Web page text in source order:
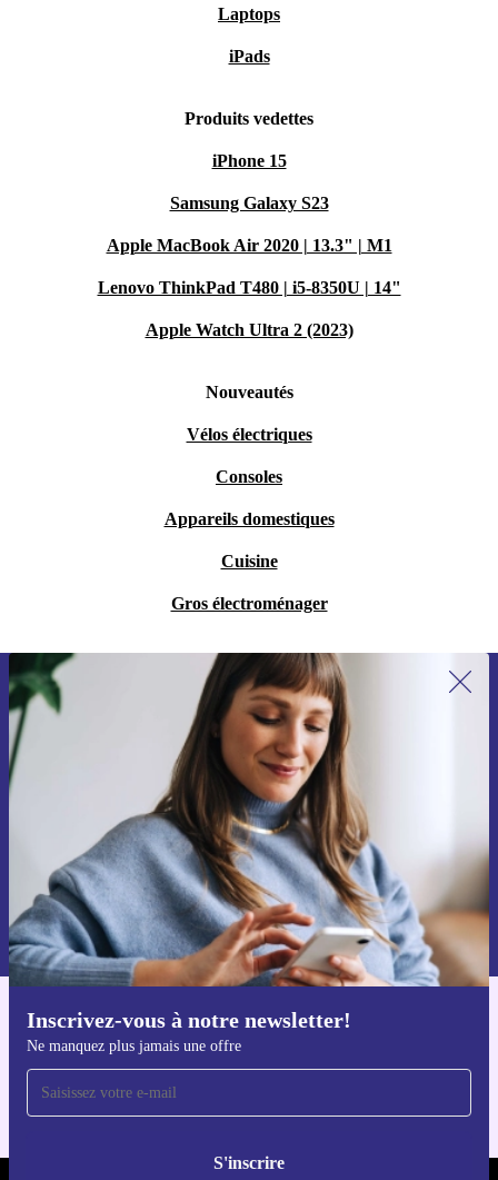
Laptops
iPads
Produits vedettes
iPhone 15
Samsung Galaxy S23
Apple MacBook Air 2020 | 13.3" | M1
Lenovo ThinkPad T480 | i5-8350U | 14"
Apple Watch Ultra 2 (2023)
Nouveautés
Vélos électriques
Consoles
Appareils domestiques
Cuisine
Gros électroménager
Inscrivez-vous à notre newsletter!
Ne manquez plus jamais une offre
S'inscrire
Recevoir offres et infos de refurbed
par mail
Ne manquez plus aucune offre.
S'inscrire
Retrouvez les informations sur l'utilisation des données personnelles
dans notre
politique de confidentialité.
Téléchargez l'application refurbed
Pour iOS et Android